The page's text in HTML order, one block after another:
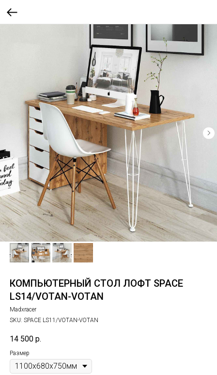
КОМПЬЮТЕРНЫЙ СТОЛ ЛОФТ SPACE
LS14/VOTAN-VOTAN
Madxracer
SKU: SPACE LS11/VOTAN-VOTAN
14 500 р.
Размер